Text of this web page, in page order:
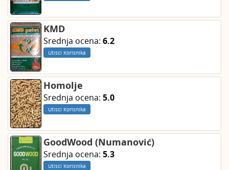
KMD
Srednja ocena: 6.2
Utisci Korisnika
Homolje
Srednja ocena: 5.0
Utisci Korisnika
GoodWood (Numanović)
Srednja ocena: 5.3
Utisci Korisnika